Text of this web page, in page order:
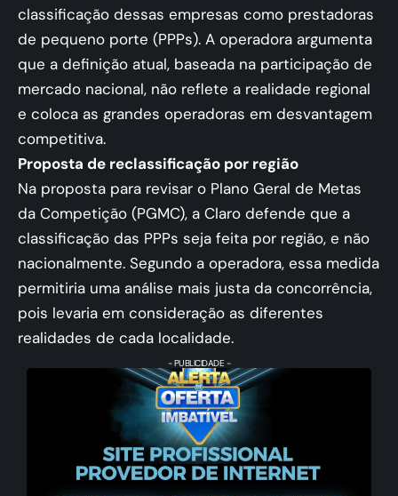
classificação dessas empresas como prestadoras
de pequeno porte (PPPs). A operadora argumenta
que a definição atual, baseada na participação de
mercado nacional, não reflete a realidade regional
e coloca as grandes operadoras em desvantagem
competitiva.
Proposta de reclassificação por região
Na proposta para revisar o Plano Geral de Metas
da Competição (PGMC), a Claro defende que a
classificação das PPPs seja feita por região, e não
nacionalmente. Segundo a operadora, essa medida
permitiria uma análise mais justa da concorrência,
pois levaria em consideração as diferentes
realidades de cada localidade.
- PUBLICIDADE -